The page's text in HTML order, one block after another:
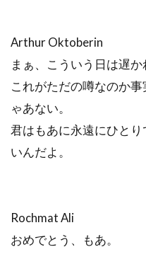
Arthur Oktoberin
まぁ、こういう日は遅か
これがただの噂なのか
ゃあない。
君はもあに永遠にひと
いんだよ。
Rochmat Ali
おめでとう、もあ。